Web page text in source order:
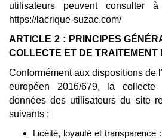
utilisateurs peuvent consulter
https://lacrique-suzac.com/
ARTICLE 2 : PRINCIPES
COLLECTE ET DE TRAITEMENT
Conformément aux dispositions de
européen 2016/679, la
données des utilisateurs du site
suivants :
Licéité, loyauté et transparence